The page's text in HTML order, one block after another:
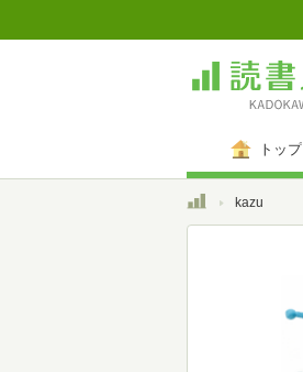
トップ
トップkazu